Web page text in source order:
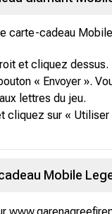
carte-cadeau
et cliquez dessus.
« Envoyer ».
lettres du jeu.
sur «
Mobile